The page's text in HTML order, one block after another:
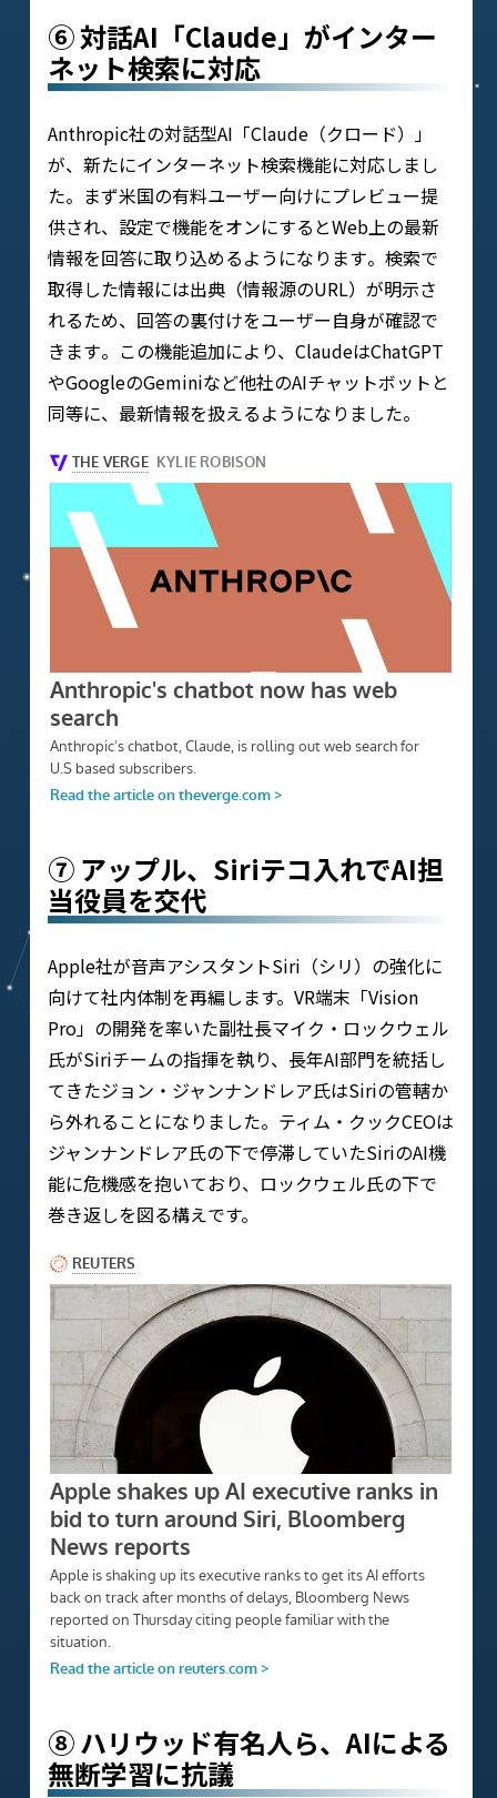
⑥ 対話AI「Claude」がインター
ネット検索に対応
Anthropic社の対話型AI「Claude（クロード）」
が、新たにインターネット検索機能に対応しまし
た。まず米国の有料ユーザー向けにプレビュー提
供され、設定で機能をオンにするとWeb上の最新
情報を回答に取り込めるようになります​。検索で
取得した情報には出典（情報源のURL）が明示さ
れるため、回答の裏付けをユーザー自身が確認で
きます​。この機能追加により、ClaudeはChatGPT
やGoogleのGeminiなど他社のAIチャットボットと
同等に、最新情報を扱えるようになりました。
⑦ アップル、Siriテコ入れでAI担
当役員を交代
Apple社が音声アシスタントSiri（シリ）の強化に
向けて社内体制を再編します。VR端末「Vision
Pro」の開発を率いた副社長マイク・ロックウェル
氏がSiriチームの指揮を執り、長年AI部門を統括し
てきたジョン・ジャンナンドレア氏はSiriの管轄か
ら外れることになりました​。ティム・クックCEOは
ジャンナンドレア氏の下で停滞していたSiriのAI機
能に危機感を抱いており、ロックウェル氏の下で
巻き返しを図る構えです。
⑧ ハリウッド有名人ら、AIによる
無断学習に抗議